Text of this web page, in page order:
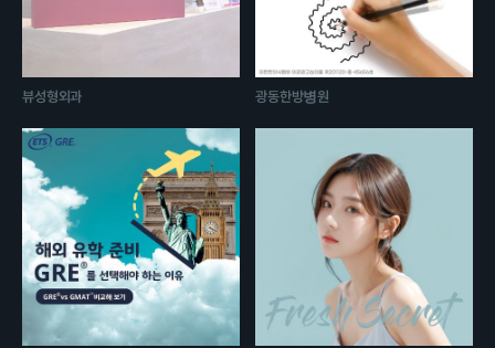
뷰성형외과 광동한방병원